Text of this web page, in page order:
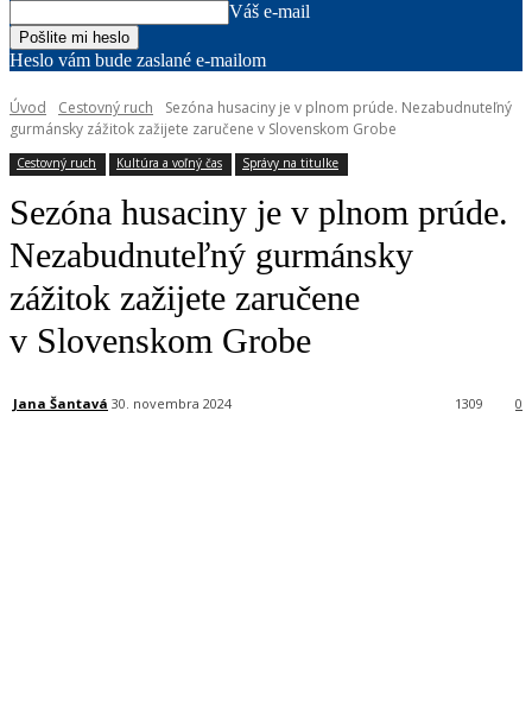
Váš e-mail
Heslo vám bude zaslané e-mailom
Úvod Cestovný ruch
Sezóna husaciny je v plnom prúde. Nezabudnuteľný
gurmánsky zážitok zažijete zaručene v Slovenskom Grobe
Cestovný ruch Kultúra a voľný čas Správy na titulke
Sezóna husaciny je v plnom prúde.
Nezabudnuteľný gurmánsky
zážitok zažijete zaručene
v Slovenskom Grobe
Jana Šantavá 30. novembra 2024 0
1309